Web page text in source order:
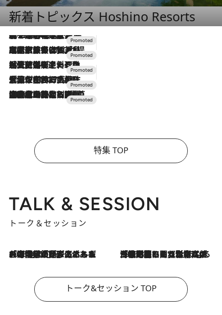
新着トピックス Hoshino Resorts
2026.8.7
【トンボの足水浴】ヒノキの香りに包まれて涼感マックス！約13℃の湧水かけ流しを避暑地「星野温泉 トンボの湯」で体験
2026.7.31
【ホテル帰省】という選択肢をOMOが提案。家族とほどよい距離を保つには「昼は実家、夜は気兼ねなくホテルで！」
2026.7.24
【夏限定ディナーコース】旬を迎える稚鮎や花ズッキーニなどをイタリア・トスカーナの郷土料理の手法で満喫！
2026.7.17
「土佐和ハーブかき氷」がOMO7高知に登場！生姜、山椒、大葉など目にも舌にも涼を呼ぶ郷土の味
2026.7.10
NEW OPEN！【界 草津】名湯の地に誕生。趣の異なる2種の温泉と上州ならではの会席・蕎麦割烹など美食を味わう究極の癒やし旅
特集 TOP
TALK & SESSION
トーク＆セッション
2026.8.3
「今後値上げがあるとすれば…」「リスクがあるのは今年の冬」エネルギー専門家が語る、ホルムズ海峡封鎖が家庭にもたらす“ある心配” 2026.8.3
「住宅建てられない…」「サーチャージ料の高値が続いている」ホルムズ海峡封鎖による影響はいつまで続く？《エネルギー専門家に聞く“どうなる日本の暮らし”》
トーク&セッション TOP